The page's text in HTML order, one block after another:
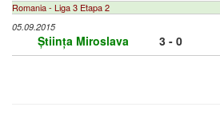
Romania - Liga 3 Etapa 2
05.09.2015
Știința Miroslava 3 - 0